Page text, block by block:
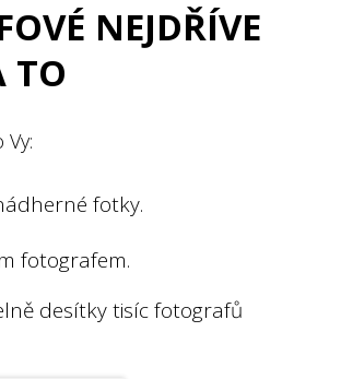
NEJDŘÍVE
TO
fotky.
fotografem.
desítky tisíc fotografů